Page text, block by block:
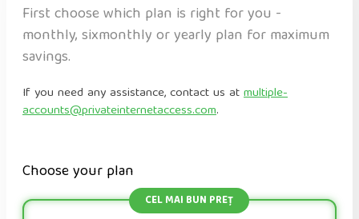
First choose which plan is right for you -
monthly, sixmonthly or yearly plan for maximum
savings.
If you need any assistance, contact us atmultiple-
accounts@privateinternetaccess.com.
Choose your plan